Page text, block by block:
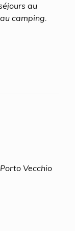
au
camping.
Vecchio